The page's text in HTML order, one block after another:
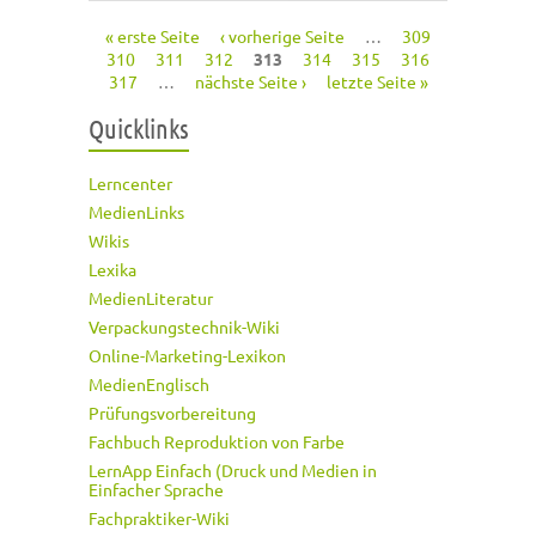
Seiten
« erste Seite ‹ vorherige Seite …
309
310
311 312 313 314 315
316
317
… nächste Seite › letzte Seite »
Quicklinks
Lerncenter
MedienLinks
Wikis
Lexika
MedienLiteratur
Verpackungstechnik-Wiki
Online-Marketing-Lexikon
MedienEnglisch
Prüfungsvorbereitung
Fachbuch Reproduktion von Farbe
LernApp Einfach (Druck und Medien in
Einfacher Sprache
Fachpraktiker-Wiki